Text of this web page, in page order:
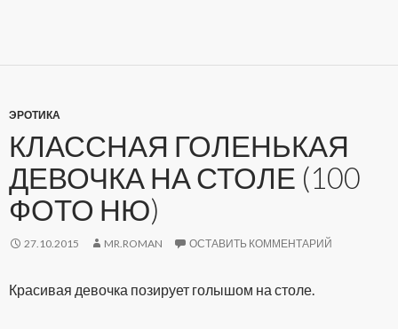
ЭРОТИКА
КЛАССНАЯ ГОЛЕНЬКАЯ
ДЕВОЧКА НА СТОЛЕ (100
ФОТО НЮ)
27.10.2015 MR.ROMAN ОСТАВИТЬ КОММЕНТАРИЙ
Красивая девочка позирует голышом на столе.